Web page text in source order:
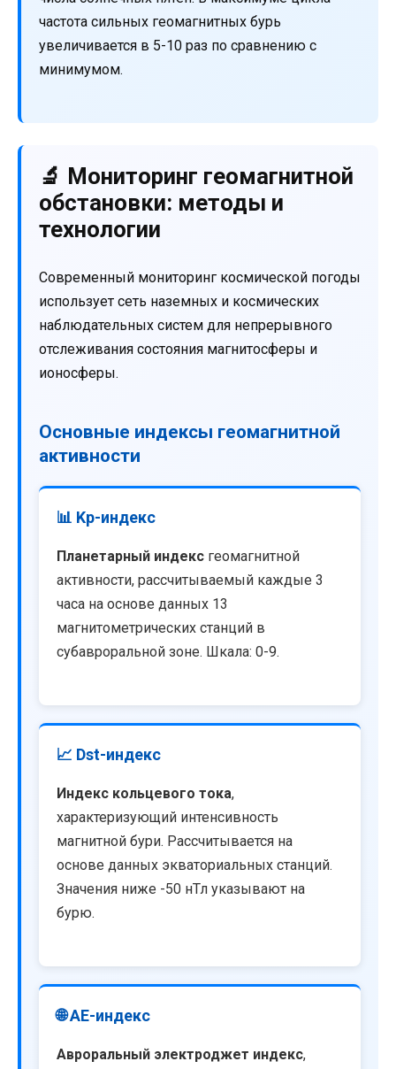
частота сильных геомагнитных бурь
увеличивается в 5-10 раз по сравнению с
минимумом.
🔬 Мониторинг геомагнитной
обстановки: методы и
технологии
Современный мониторинг космической погоды
использует сеть наземных и космических
наблюдательных систем для непрерывного
отслеживания состояния магнитосферы и
ионосферы.
Основные индексы геомагнитной
активности
📊 Kp-индекс
Планетарный индекс геомагнитной
активности, рассчитываемый каждые 3
часа на основе данных 13
магнитометрических станций в
субавроральной зоне. Шкала: 0-9.
📈 Dst-индекс
Индекс кольцевого тока,
характеризующий интенсивность
магнитной бури. Рассчитывается на
основе данных экваториальных станций.
Значения ниже -50 нТл указывают на
бурю.
🌐 AE-индекс
Авроральный электроджет индекс,